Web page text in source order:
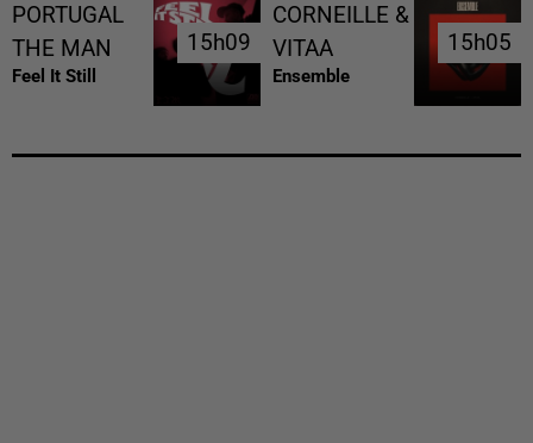
PORTUGAL
THE MAN
Feel It Still
15h09
15h09
CORNEILLE &
VITAA
Ensemble
15h05
15h05